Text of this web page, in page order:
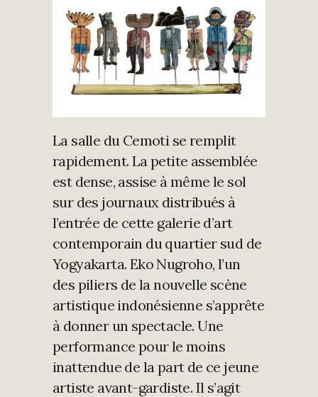
La salle du Cemoti se remplit
rapidement. La petite assemblée
est dense, assise à même le sol
sur des journaux distribués à
l’entrée de cette galerie d’art
contemporain du quartier sud de
Yogyakarta. Eko Nugroho, l’un
des piliers de la nouvelle scène
artistique indonésienne s’apprête
à donner un spectacle. Une
performance pour le moins
inattendue de la part de ce jeune
artiste avant-gardiste. Il s’agit